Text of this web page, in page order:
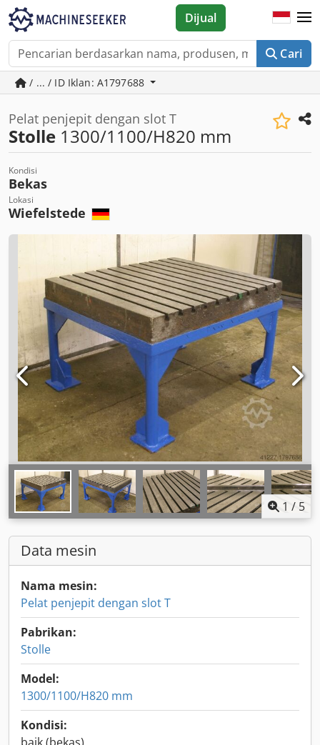
Cari
Dijual
/ ... / ID Iklan: A1797688
Pelat penjepit dengan slot T
Stolle 1300/1100/H820 mm
Kondisi
Bekas
Lokasi
Wiefelstede
1 / 5
Data mesin
Nama mesin:
Pelat penjepit dengan slot T
Pabrikan:
Stolle
Model:
1300/1100/H820 mm
Kondisi: